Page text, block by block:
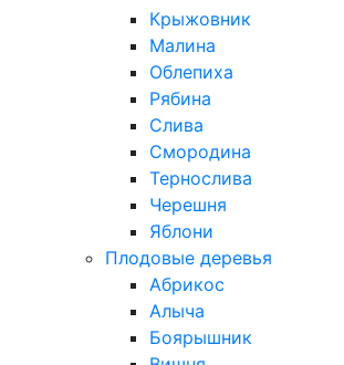
Крыжовник
Малина
Облепиха
Рябина
Слива
Смородина
Тернослива
Черешня
Яблони
Плодовые деревья
Абрикос
Алыча
Боярышник